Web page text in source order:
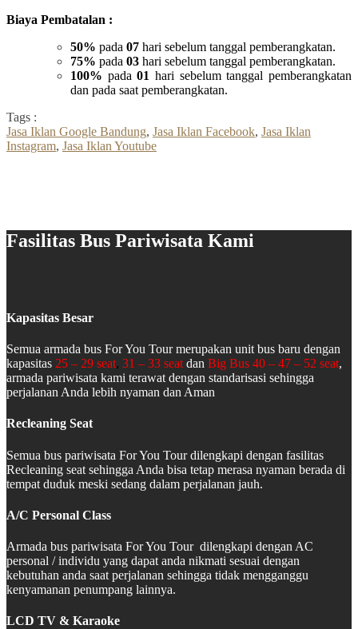
Biaya Pembatalan :
50% pada 07 hari sebelum tanggal pemberangkatan.
75% pada 03 hari sebelum tanggal pemberangkatan.
100% pada01 hari sebelum tanggal pemberangkatan
dan pada saat pemberangkatan.
Tags :
Jasa Iklan Google Bandung, Jasa Iklan Facebook, Jasa Iklan
Instagram, Jasa Iklan Youtube
Fasilitas Bus Pariwisata Kami
Kapasitas Besar
Semua armada bus For You Tour merupakan unit bus baru dengan
kapasitas 25 – 29 seat, 31 – 33 seat dan Big Bus 40 – 47 – 52 seat,
armada pariwisata kami terawat dengan standarisasi sehingga
perjalanan Anda lebih nyaman dan Aman
Recleaning Seat
Semua bus pariwisata For You Tour dilengkapi dengan fasilitas
Recleaning seat sehingga Anda bisa tetap merasa nyaman berada di
tempat duduk meski sedang dalam perjalanan jauh.
A/C Personal Class
Armada bus pariwisata For You Tour dilengkapi dengan AC
personal / individu yang dapat anda nikmati sesuai dengan
kebutuhan anda saat perjalanan sehingga tidak mengganggu
kenyamanan penumpang lainnya.
LCD TV & Karaoke